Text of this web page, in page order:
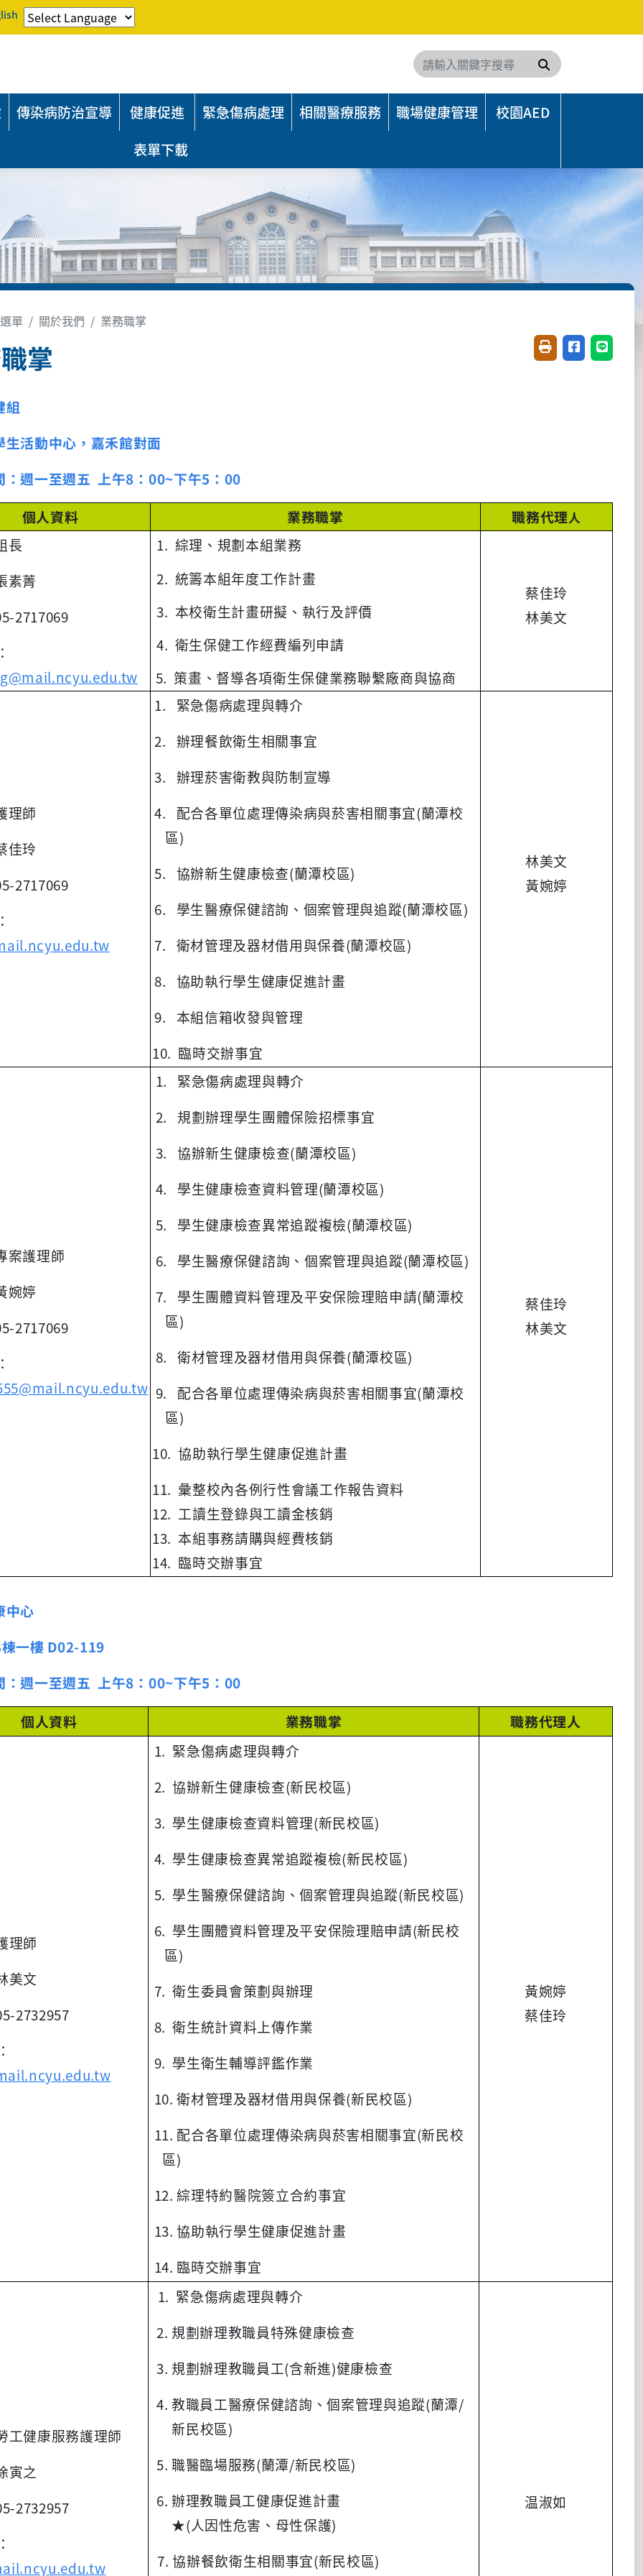
搜尋
傳染病防治宣導 健康促進 緊急傷病處理 相關醫療服務 職場健康管理
校園AED
表單下載
單 關於我們 業務職掌
掌 友善列印(開新視窗)
分享至臉書(
分享至
組
生活動中心，嘉禾館對面
：週一至週五 上午8 ： 00~下午5 ： 00
個人資料
業務職掌 職務代理人
長
素菁
2717069
1. 綜理、規劃本組業務
2. 統籌本組年度工作計畫
3. 本校衛生計畫研擬、執行及評價
4. 衛生保健工作經費編列申請
5. 策畫、督導各項衛生保健業務聯繫廠商與協商
蔡佳玲
林美文
理師
佳玲
2717069
1. 緊急傷病處理與轉介
2. 辦理餐飲衛生相關事宜
3. 辦理菸害衛教與防制宣導
4. 配合各單位處理傳染病與菸害相關事宜(蘭潭校
區)
5. 協辦新生健康檢查(蘭潭校區)
6. 學生醫療保健諮詢、個案管理與追蹤(蘭潭校區)
7. 衛材管理及器材借用與保養(蘭潭校區)
8. 協助執行學生健康促進計畫
9. 本組信箱收發與管理
10. 臨時交辦事宜
林美文
黃婉婷
案護理師
婉婷
2717069
1. 緊急傷病處理與轉介
2. 規劃辦理學生團體保險招標事宜
3. 協辦新生健康檢查(蘭潭校區)
4. 學生健康檢查資料管理(蘭潭校區)
5. 學生健康檢查異常追蹤複檢(蘭潭校區)
6. 學生醫療保健諮詢、個案管理與追蹤(蘭潭校區)
7. 學生團體資料管理及平安保險理賠申請(蘭潭校
區)
8. 衛材管理及器材借用與保養(蘭潭校區)
9. 配合各單位處理傳染病與菸害相關事宜(蘭潭校
區)
10. 協助執行學生健康促進計畫
11. 彙整校內各例行性會議工作報告資料
12. 工讀生登錄與工讀金核銷
13. 本組事務請購與經費核銷
14. 臨時交辦事宜
蔡佳玲
林美文
中心
棟一樓 D02-119
：週一至週五 上午8 ： 00~下午5 ： 00
個人資料
業務職掌 職務代理人
理師
美文
2732957
1. 緊急傷病處理與轉介
2. 協辦新生健康檢查(新民校區)
3. 學生健康檢查資料管理(新民校區)
4. 學生健康檢查異常追蹤複檢(新民校區)
5. 學生醫療保健諮詢、個案管理與追蹤(新民校區)
6. 學生團體資料管理及平安保險理賠申請(新民校
區)
7. 衛生委員會策劃與辦理
8. 衛生統計資料上傳作業
9. 學生衛生輔導評鑑作業
10. 衛材管理及器材借用與保養(新民校區)
11. 配合各單位處理傳染病與菸害相關事宜(新民校
區)
12. 綜理特約醫院簽立合約事宜
13. 協助執行學生健康促進計畫
14. 臨時交辦事宜
黃婉婷
蔡佳玲
工健康服務護理師
寅之
2732957
1. 緊急傷病處理與轉介
2. 規劃辦理教職員特殊健康檢查
3. 規劃辦理教職員工(含新進)健康檢查
4. 教職員工醫療保健諮詢、個案管理與追蹤(蘭潭/
新民校區)
5. 職醫臨場服務(蘭潭/新民校區)
6. 辦理教職員工健康促進計畫
★(人因性危害、母性保護)
7. 協辦餐飲衛生相關事宜(新民校區)
温淑如